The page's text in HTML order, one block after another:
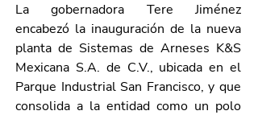
La gobernadora Tere Jiménez
encabezó la inauguración de la nueva
planta de Sistemas de Arneses K&S
Mexicana S.A. de C.V., ubicada en el
Parque Industrial San Francisco, y que
consolida a la entidad como un polo